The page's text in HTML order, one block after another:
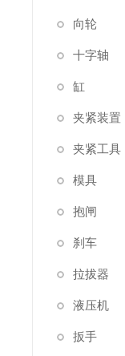
向轮
十字轴
缸
夹紧装置
夹紧工具
模具
抱闸
刹车
拉拔器
液压机
扳手